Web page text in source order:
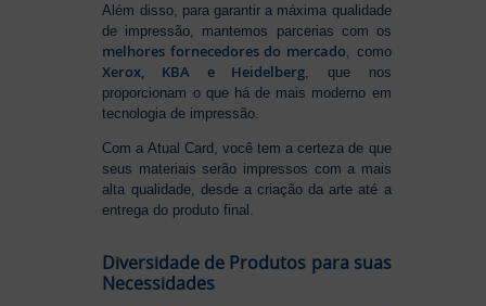
Além disso, para garantir a máxima qualidade
de impressão, mantemos parcerias com os
melhores fornecedores do mercado, como
Xerox, KBA e Heidelberg, que nos
proporcionam o que há de mais moderno em
tecnologia de impressão.
Com a Atual Card, você tem a certeza de que
seus materiais serão impressos com a mais
alta qualidade, desde a criação da arte até a
entrega do produto final.
Diversidade de Produtos para suas
Necessidades